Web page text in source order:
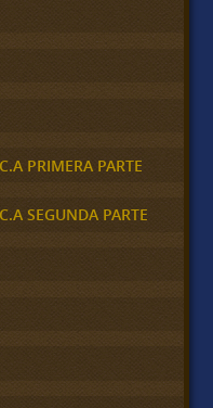
PRIMERA PARTE
SEGUNDA PARTE